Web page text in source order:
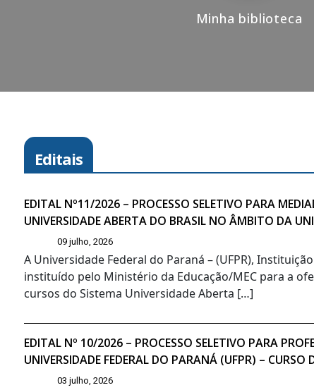
Minha biblioteca
Editais
EDITAL Nº11/2026 – PROCESSO SELETIVO PARA
UNIVERSIDADE ABERTA DO BRASIL NO ÂMBITO DA
09 julho, 2026
A Universidade Federal do Paraná – (UFPR),
instituído pelo Ministério da Educação/MEC para a
cursos do Sistema Universidade Aberta […]
EDITAL Nº 10/2026 – PROCESSO SELETIVO PARA
UNIVERSIDADE FEDERAL DO PARANÁ (UFPR) –
03 julho, 2026